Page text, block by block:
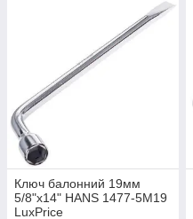
Ключ балонний 19мм
5/8"х14" HANS 1477-5M19
LuxPrice